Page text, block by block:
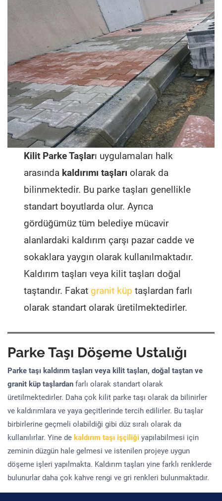
Kilit Parke Taşları uygulamaları halk
arasında kaldırımı taşları olarak da
bilinmektedir. Bu parke taşları genellikle
standart boyutlarda olur. Ayrıca
gördüğümüz tüm belediye mücavir
alanlardaki kaldırım çarşı pazar cadde ve
sokaklara yaygın olarak kullanılmaktadır.
Kaldırım taşları veya kilit taşları doğal
taştandır. Fakat granit küp taşlardan farlı
olarak standart olarak üretilmektedirler.
Parke Taşı Döşeme Ustalığı
Parke taşı kaldırım taşları veya kilit taşları, doğal taştan ve
granit küp taşlardan farlı olarak standart olarak
üretilmektedirler. Daha çok kilit parke taşı olarak da bilinirler
ve kaldırımlara ve yaya geçitlerinde tercih edilirler. Bu taşlar
birbirlerine geçmeli olabildiği gibi düz sıralı olarak da
kullanılırlar. Yine de kaldırım taşı işçiliği yapılabilmesi için
zeminin düzgün hale gelmesi ve istenilen projeye uygun
döşeme işleri yapılmakta. Kaldırım taşları yine farklı renklerde
bulunurlar daha çok kahve rengi ve gri renkleri bulunmaktadır.